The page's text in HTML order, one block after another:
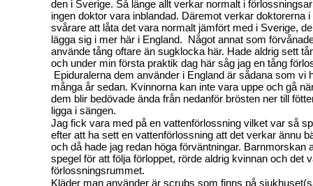
den i Sverige. Så länge allt verkar normalt i
ingen doktor vara inblandad. Däremot verkar doktorerna i
svårare att låta det vara normalt jämfört med i Sverige,
lägga sig i mer här i England. Något annat som
använde tång oftare än sugklocka här. Hade aldrig sett
och under min första praktik dag här såg jag en tång
Epiduralerna dem använder i England är sådana som vi
många år sedan. Kvinnorna kan inte vara uppe och gå
dem blir bedövade ända från nedanför brösten ner till
ligga i sängen.
Jag fick vara med på en vattenförlossning vilket var så
efter att ha sett en vattenförlossning att det verkar ännu
och då hade jag redan höga förväntningar. Barnmorskan
spegel för att följa förloppet, rörde aldrig kvinnan och det
förlossningsrummet.
Kläder man använder är scrubs som finns på